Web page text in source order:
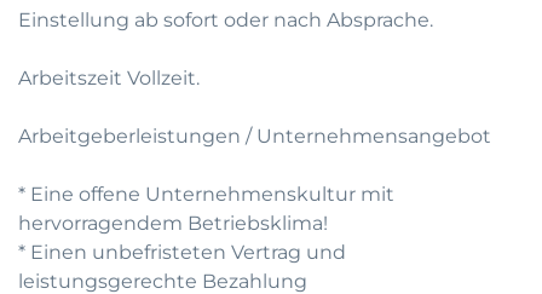
Einstellung ab sofort oder nach Absprache.
Arbeitszeit Vollzeit.
Arbeitgeberleistungen / Unternehmensangebot
* Eine offene Unternehmenskultur mit
hervorragendem Betriebsklima!
* Einen unbefristeten Vertrag und
leistungsgerechte Bezahlung